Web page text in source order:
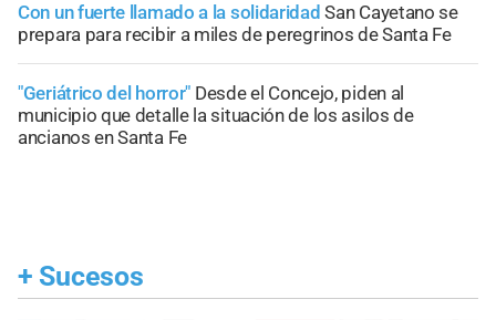
Con un fuerte llamado a la solidaridad San Cayetano se
prepara para recibir a miles de peregrinos de Santa Fe
"Geriátrico del horror" Desde el Concejo, piden al
municipio que detalle la situación de los asilos de
ancianos en Santa Fe
+ Sucesos